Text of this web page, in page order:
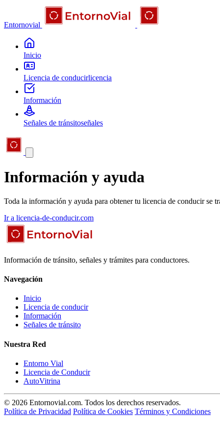
Entornovial
Inicio
Licencia de conducirlicencia
Información
Señales de tránsitoseñales
Información y ayuda
Toda la información y ayuda para obtener tu licencia de conducir se
Ir a licencia-de-conducir.com
Información de tránsito, señales y trámites para conductores.
Navegación
Inicio
Licencia de conducir
Información
Señales de tránsito
Nuestra Red
Entorno Vial
Licencia de Conducir
AutoVitrina
© 2026 Entornovial.com. Todos los derechos reservados.
Política de Privacidad Política de Cookies Términos y Condiciones